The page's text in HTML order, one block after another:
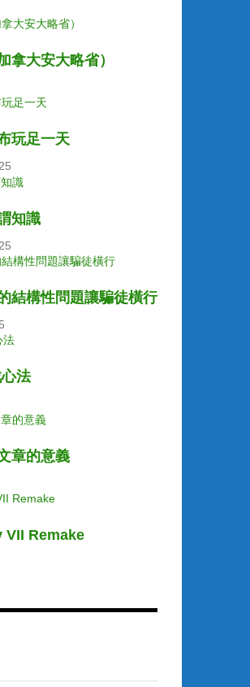
拿大安大略省）
玩足一天
知識
結構性問題讓騙徒橫行
法
章的意義
VII Remake